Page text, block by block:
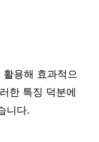
용해 효과적으
한 특징 덕분에
니다.